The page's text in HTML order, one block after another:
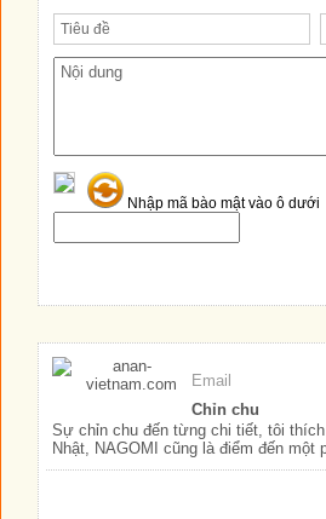
Nhập mã bào mật vào ô dưới
Email
Chỉn chu
Sự chỉn chu đến từng chi tiết, tôi
Nhật, NAGOMI cũng là điểm đến một